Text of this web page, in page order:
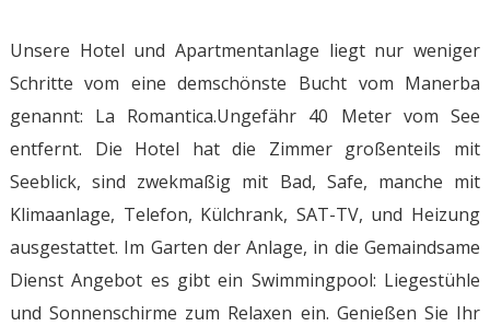
Unsere Hotel und Apartmentanlage liegt nur weniger
Schritte vom eine demschönste Bucht vom Manerba
genannt: La Romantica.Ungefähr 40 Meter vom See
entfernt. Die Hotel hat die Zimmer großenteils mit
Seeblick, sind zwekmaßig mit Bad, Safe, manche mit
Klimaanlage, Telefon, Külchrank, SAT-TV, und Heizung
ausgestattet. Im Garten der Anlage, in die Gemaindsame
Dienst Angebot es gibt ein Swimmingpool: Liegestühle
und Sonnenschirme zum Relaxen ein. Genießen Sie Ihr